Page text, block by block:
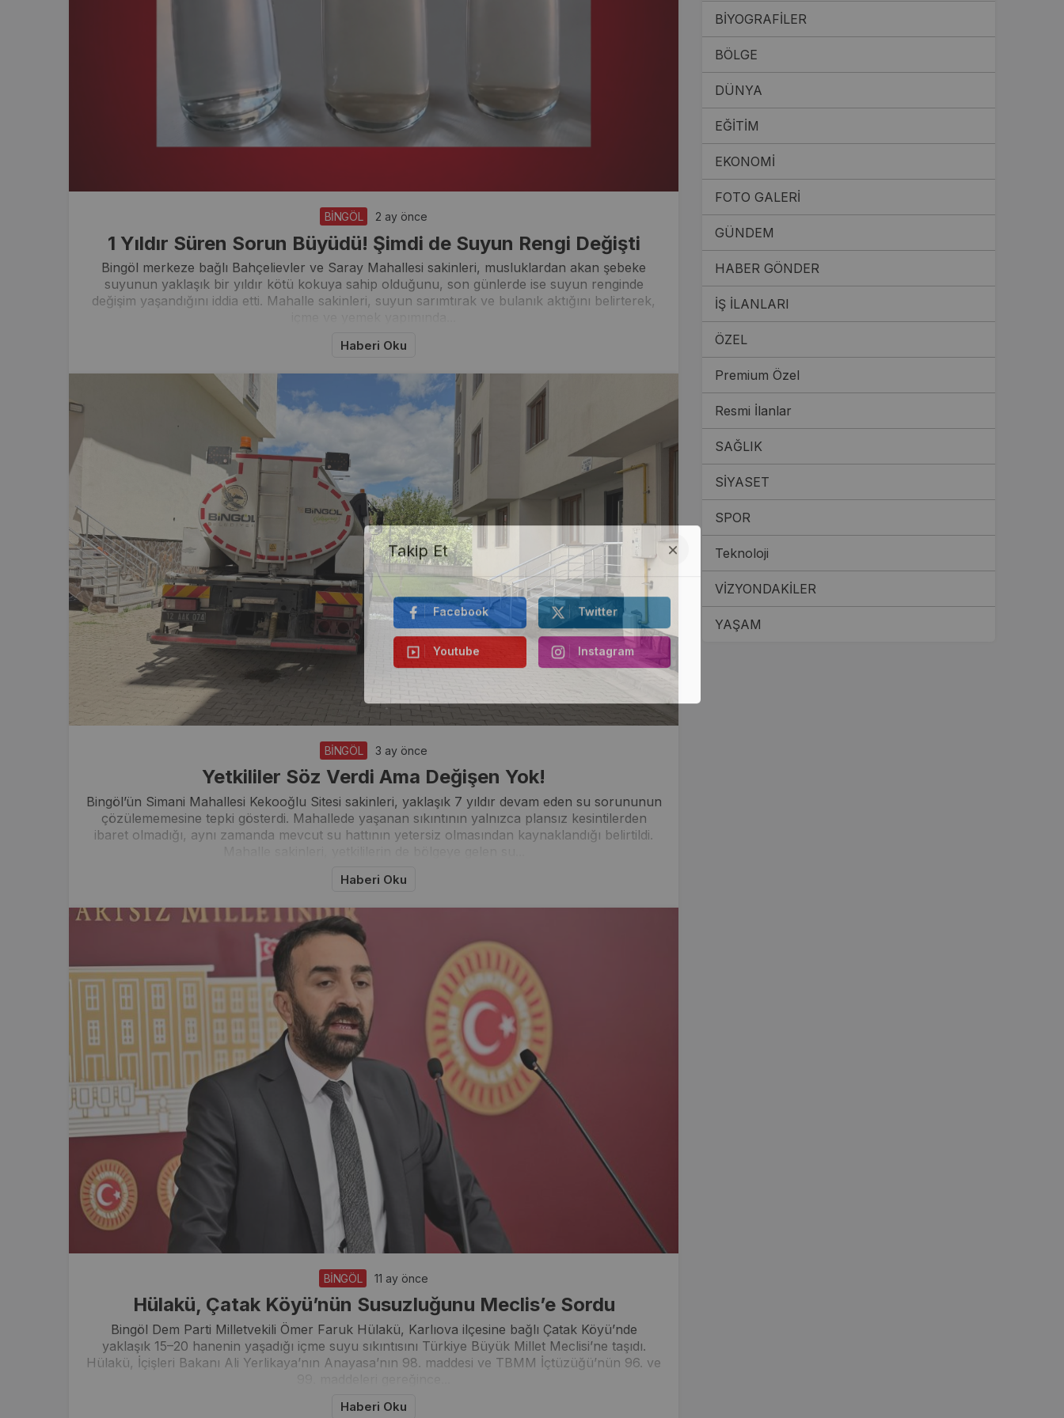
Sistem Modu
Sistem modunu seçin.
BİNGÖL 2 ay önce
1 Yıldır Süren Sorun Büyüdü! Şimdi de Suyun Rengi Değişti
Bingöl merkeze bağlı Bahçelievler ve Saray Mahallesi sakinleri, musluklardan akan şebeke
suyunun yaklaşık bir yıldır kötü kokuya sahip olduğunu, son günlerde ise suyun renginde
değişim yaşandığını iddia etti. Mahalle sakinleri, suyun sarımtırak ve bulanık aktığını belirterek,
Haberi Oku
BİNGÖL 3 ay önce
Yetkililer Söz Verdi Ama Değişen Yok!
Bingöl’ün Simani Mahallesi Kekooğlu Sitesi sakinleri, yaklaşık 7 yıldır devam eden su sorununun
çözülememesine tepki gösterdi. Mahallede yaşanan sıkıntının yalnızca plansız kesintilerden
ibaret olmadığı, aynı zamanda mevcut su hattının yetersiz olmasından kaynaklandığı belirtildi.
Haberi Oku
BİNGÖL 11 ay önce
Hülakü, Çatak Köyü’nün Susuzluğunu Meclis’e Sordu
Bingöl Dem Parti Milletvekili Ömer Faruk Hülakü, Karlıova ilçesine bağlı Çatak Köyü’nde
yaklaşık 15–20 hanenin yaşadığı içme suyu sıkıntısını Türkiye Büyük Millet Meclisi’ne taşıdı.
Hülakü, İçişleri Bakanı Ali Yerlikaya’nın Anayasa’nın 98. maddesi ve TBMM İçtüzüğü’nün 96. ve
Haberi Oku
BİYOGRAFİLER
BÖLGE
DÜNYA
EĞİTİM
EKONOMİ
FOTO GALERİ
GÜNDEM
HABER GÖNDER
İŞ İLANLARI
ÖZEL
Premium Özel
Resmi İlanlar
SAĞLIK
SİYASET
SPOR
Teknoloji
VİZYONDAKİLER
YAŞAM
Takip Et
Facebook Twitter
Youtube